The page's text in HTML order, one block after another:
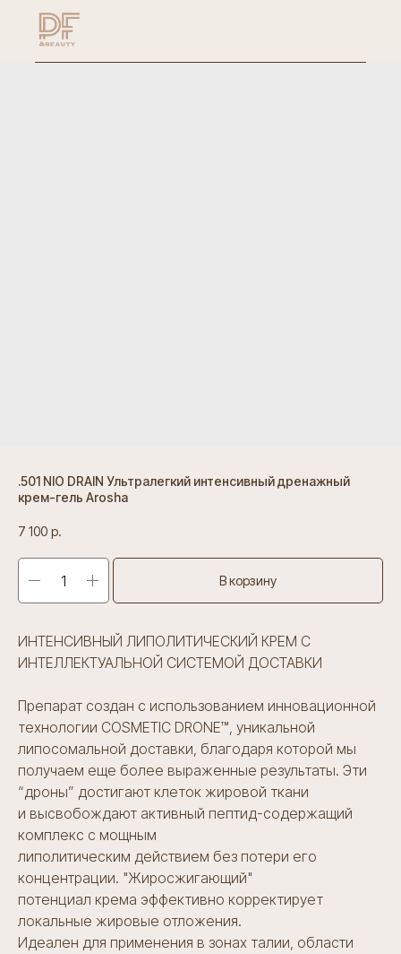
.501 NIO DRAIN Ультралегкий интенсивный дренажный
крем-гель Arosha
7 100 р.
В корзину
ИНТЕНСИВНЫЙ ЛИПОЛИТИЧЕСКИЙ КРЕМ С
ИНТЕЛЛЕКТУАЛЬНОЙ СИСТЕМОЙ ДОСТАВКИ
Препарат создан с использованием инновационной
технологии COSMETIC DRONE™, уникальной
липосомальной доставки, благодаря которой мы
получаем еще более выраженные результаты. Эти
“дроны” достигают клеток жировой ткани
и высвобождают активный пептид-содержащий
комплекс с мощным
липолитическим действием без потери его
концентрации. "Жиросжигающий"
потенциал крема эффективно корректирует
локальные жировые отложения.
Идеален для применения в зонах талии, области